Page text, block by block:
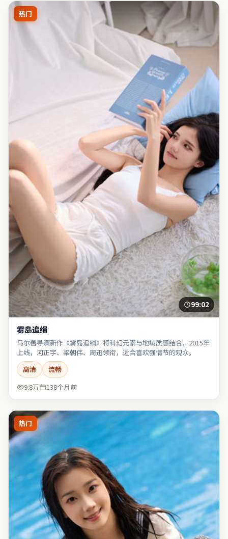
热门
99:02
雾岛追缉
乌尔善导演新作《雾岛追缉》将科幻元素与地域质感结合，2015年
上线，河正宇、梁朝伟、周迅领衔，适合喜欢强情节的观众。
高清
流畅
9.8万
138个月前
热门